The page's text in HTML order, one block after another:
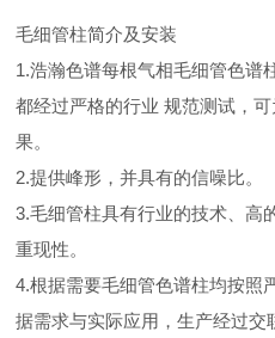
毛细管柱简介及安装
1.浩瀚色谱每根气相毛细管色谱
都经过严格的行业 规范测试，
果。
2.提供峰形，并具有的信噪比。
3.毛细管柱具有行业的技术、高
重现性。
4.根据需要毛细管色谱柱均按照
据需求与实际应用，生产经过